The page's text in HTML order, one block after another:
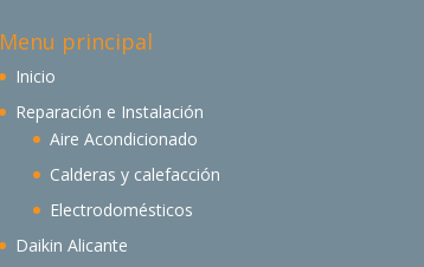
Menu principal
Inicio
Reparación e Instalación
Aire Acondicionado
Calderas y calefacción
Electrodomésticos
Daikin Alicante